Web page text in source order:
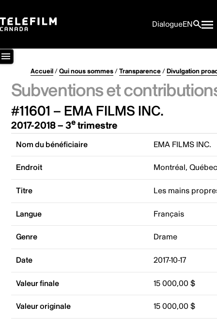
DialogueEN
Accueil/Qui nous sommes/Transparence/Divulgation
Subventions et
#11601 – EMA FILMS INC.
2017-2018 – 3etrimestre
Nom du bénéficiaire EMA FILMS INC.
Endroit Montréal,
Titre Les mains
Langue Français
Genre Drame
Date 2017-10-17
Valeur finale 15 000,00 $
Valeur originale 15 000,00 $